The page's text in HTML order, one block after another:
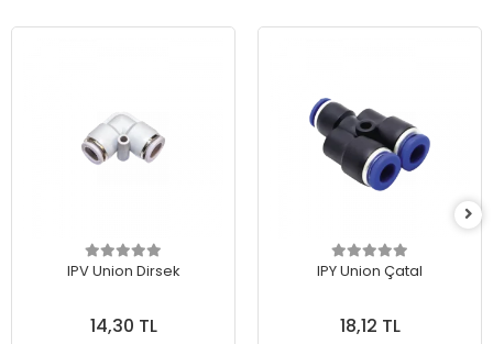
IPV Union Dirsek
14,30 TL
IPY Union Çatal
18,12 TL